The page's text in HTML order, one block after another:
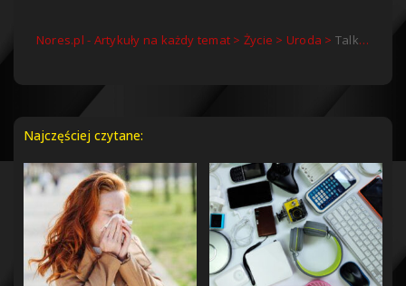
Nores.pl - Artykuły na każdy temat > Życie > Uroda > Talki barberskie – wszystko, co musisz o nich wiedzieć
Najczęściej czytane: